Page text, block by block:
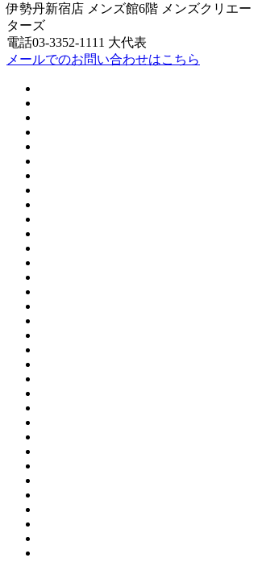
伊勢丹新宿店 メンズ館6階 メンズクリエー
ターズ
電話03-3352-1111 大代表
メールでのお問い合わせはこちら